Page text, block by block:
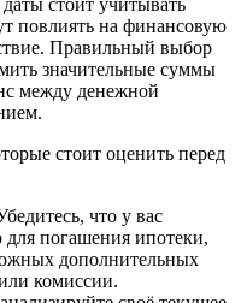
стоит учитывать
повлиять на финансовую
Правильный выбор
значительные суммы
между денежной
стоит оценить перед
что у вас
для погашения ипотеки,
дополнительных
комиссии.